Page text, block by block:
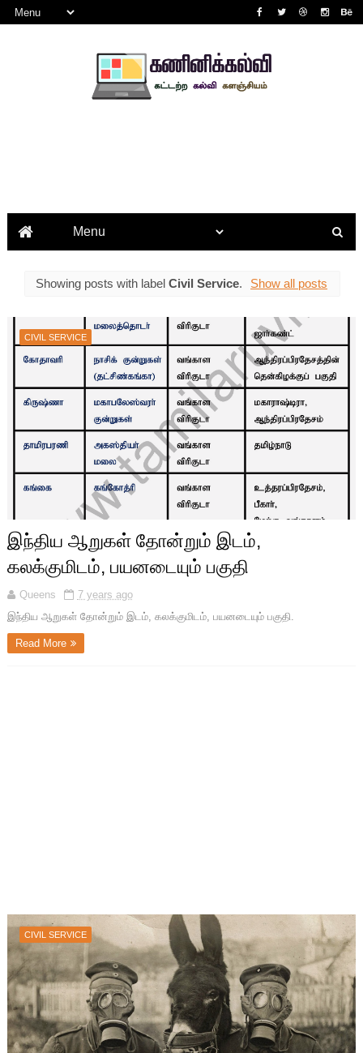
Showing posts with label Civil Service. Show all posts
CIVIL SERVICE
இந்திய ஆறுகள் தோன்றும் இடம்,
கலக்குமிடம், பயனடையும் பகுதி
Queens
7 years ago
இந்திய ஆறுகள் தோன்றும் இடம், கலக்குமிடம், பயனடையும் பகுதி.
Read More
CIVIL SERVICE